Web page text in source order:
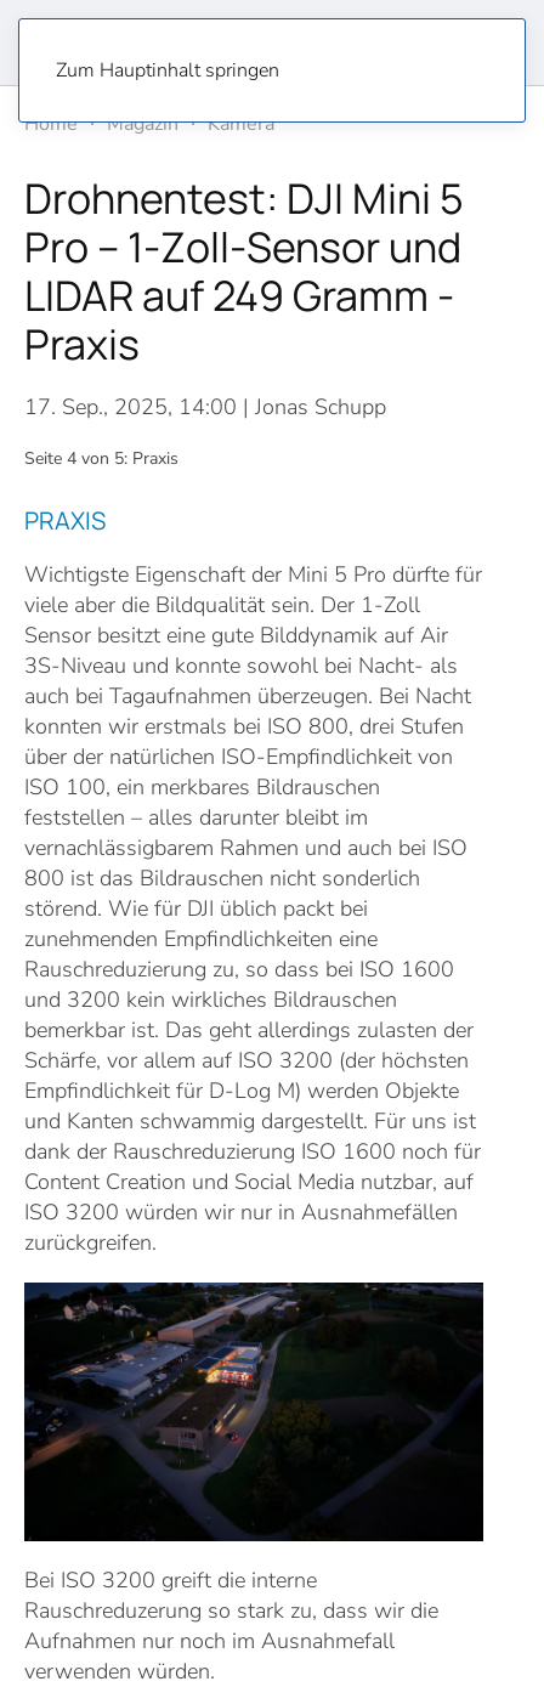
Zum Hauptinhalt springen
Home
Magazin Kamera
Drohnentest: DJI Mini 5
Pro – 1-Zoll-Sensor und
LIDAR auf 249 Gramm -
Praxis
17. Sep., 2025, 14:00 | Jonas Schupp
Seite 4 von 5: Praxis
PRAXIS
Wichtigste Eigenschaft der Mini 5 Pro dürfte für
viele aber die Bildqualität sein. Der 1-Zoll
Sensor besitzt eine gute Bilddynamik auf Air
3S-Niveau und konnte sowohl bei Nacht- als
auch bei Tagaufnahmen überzeugen. Bei Nacht
konnten wir erstmals bei ISO 800, drei Stufen
über der natürlichen ISO-Empfindlichkeit von
ISO 100, ein merkbares Bildrauschen
feststellen – alles darunter bleibt im
vernachlässigbarem Rahmen und auch bei ISO
800 ist das Bildrauschen nicht sonderlich
störend. Wie für DJI üblich packt bei
zunehmenden Empfindlichkeiten eine
Rauschreduzierung zu, so dass bei ISO 1600
und 3200 kein wirkliches Bildrauschen
bemerkbar ist. Das geht allerdings zulasten der
Schärfe, vor allem auf ISO 3200 (der höchsten
Empfindlichkeit für D-Log M) werden Objekte
und Kanten schwammig dargestellt. Für uns ist
dank der Rauschreduzierung ISO 1600 noch für
Content Creation und Social Media nutzbar, auf
ISO 3200 würden wir nur in Ausnahmefällen
zurückgreifen.
Bei ISO 3200 greift die interne
Rauschreduzerung so stark zu, dass wir die
Aufnahmen nur noch im Ausnahmefall
verwenden würden.